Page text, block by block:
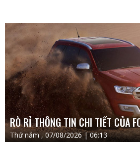
RÒ RỈ THÔNG TIN CHI TIẾT CỦA
Thứ năm , 07/08/2026 | 06:13